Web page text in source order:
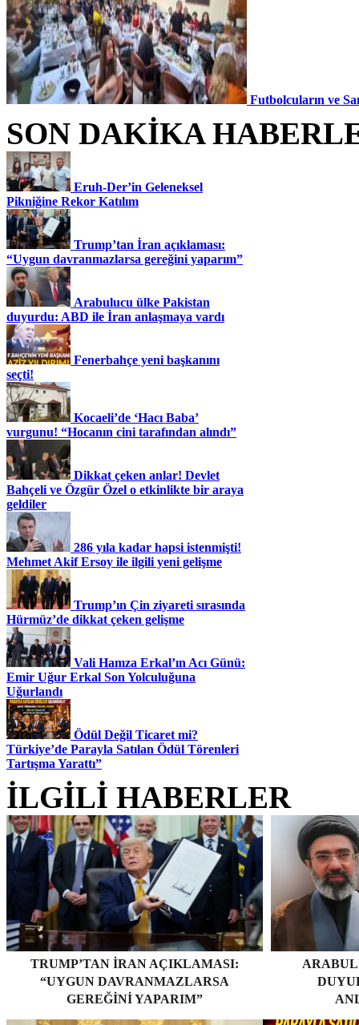
Futbolcuların ve
SON DAKİKA
Eruh-Der’in Geleneksel
Pikniğine Rekor Katılım
Trump’tan İran açıklaması:
“Uygun davranmazlarsa gereğini yaparım”
Arabulucu ülke Pakistan
duyurdu: ABD ile İran anlaşmaya vardı
Fenerbahçe yeni başkanını
seçti!
Kocaeli’de ‘Hacı Baba’
vurgunu! “Hocanın cini tarafından alındı”
Dikkat çeken anlar! Devlet
Bahçeli ve Özgür Özel o etkinlikte bir araya
geldiler
286 yıla kadar hapsi istenmişti!
Mehmet Akif Ersoy ile ilgili yeni gelişme
Trump’ın Çin ziyareti sırasında
Hürmüz’de dikkat çeken gelişme
Vali Hamza Erkal’ın Acı Günü:
Emir Uğur Erkal Son Yolculuğuna
Uğurlandı
Ödül Değil Ticaret mi?
Türkiye’de Parayla Satılan Ödül Törenleri
Tartışma Yarattı”
İLGİLİ HABERLER
TRUMP’TAN İRAN AÇIKLAMASI:
“UYGUN DAVRANMAZLARSA
GEREĞINI YAPARIM”